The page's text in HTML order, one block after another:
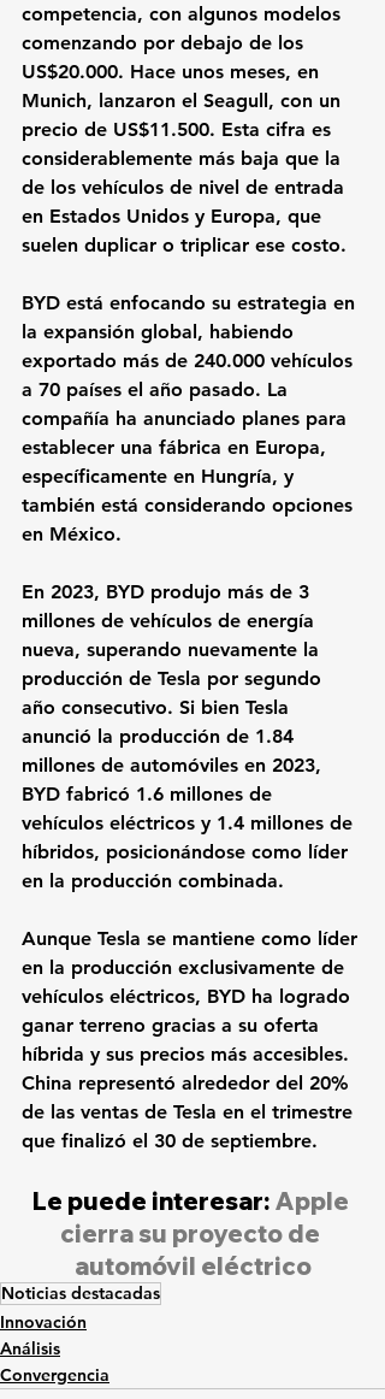
competencia, con algunos modelos
comenzando por debajo de los
US$20.000. Hace unos meses, en
Munich, lanzaron el Seagull, con un
precio de US$11.500. Esta cifra es
considerablemente más baja que la
de los vehículos de nivel de entrada
en Estados Unidos y Europa, que
suelen duplicar o triplicar ese costo.
BYD está enfocando su estrategia en
la expansión global, habiendo
exportado más de 240.000 vehículos
a 70 países el año pasado. La
compañía ha anunciado planes para
establecer una fábrica en Europa,
específicamente en Hungría, y
también está considerando opciones
en México.
En 2023, BYD produjo más de 3
millones de vehículos de energía
nueva, superando nuevamente la
producción de Tesla por segundo
año consecutivo. Si bien Tesla
anunció la producción de 1.84
millones de automóviles en 2023,
BYD fabricó 1.6 millones de
vehículos eléctricos y 1.4 millones de
híbridos, posicionándose como líder
en la producción combinada.
Aunque Tesla se mantiene como líder
en la producción exclusivamente de
vehículos eléctricos, BYD ha logrado
ganar terreno gracias a su oferta
híbrida y sus precios más accesibles.
China representó alrededor del 20%
de las ventas de Tesla en el trimestre
que finalizó el 30 de septiembre.
Le puede interesar: Apple
cierra su proyecto de
automóvil eléctrico
Noticias destacadas
Innovación
Análisis
Convergencia